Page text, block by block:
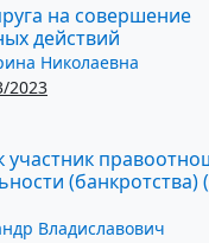
на совершение
действий
Николаевна
2023
участник
(банкротства)
Владиславович